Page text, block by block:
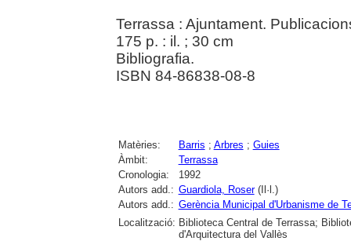
Terrassa : Ajuntament.
175 p. : il. ; 30 cm
Bibliografia.
ISBN 84-86838-08-8
Matèries: Barris ; Arbres ; Guies
Àmbit:
Terrassa
Cronologia:
1992
Autors add.: Guardiola, Roser(Il·l.)
Autors add.: Gerència Municipal d'Urbanisme de
Localització: Biblioteca Central de Terrassa;
d'Arquitectura del Vallès